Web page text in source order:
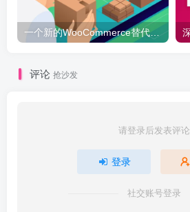
一个新的WooCommerce替代品 – 你好，BigCommerce
评论 抢沙发
请登录后发表评论
登录
社交账号登录